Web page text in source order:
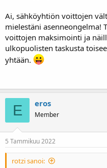
Ai, sähköyhtiön voittojen
mielestäni asenneongelma!
voittojen maksimointi ja
ulkopuolisten taskusta
yhtään.
E eros
Member
5 Tammikuu 2022
rotzi sanoi: